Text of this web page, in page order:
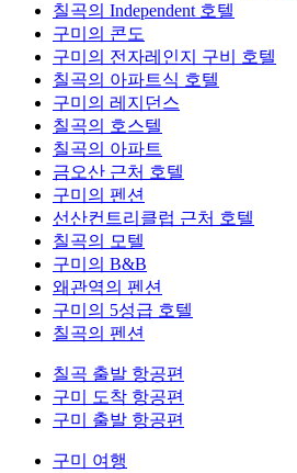
칠곡의 Independent 호텔
구미의 콘도
구미의 전자레인지 구비 호텔
칠곡의 아파트식 호텔
구미의 레지던스
칠곡의 호스텔
칠곡의 아파트
금오산 근처 호텔
구미의 펜션
선산컨트리클럽 근처 호텔
칠곡의 모텔
구미의 B&B
왜관역의 펜션
구미의 5성급 호텔
칠곡의 펜션
칠곡 출발 항공편
구미 도착 항공편
구미 출발 항공편
구미 여행